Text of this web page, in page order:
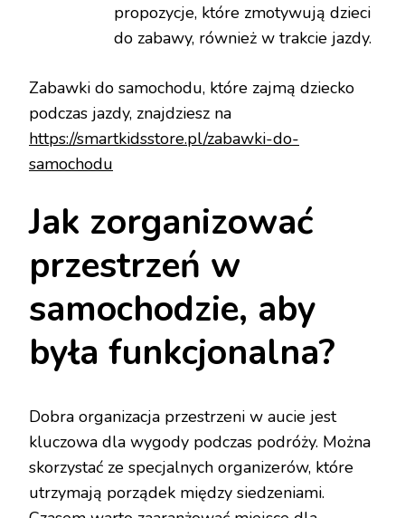
propozycje, które zmotywują dzieci
do zabawy, również w trakcie jazdy.
Zabawki do samochodu, które zajmą dziecko
podczas jazdy, znajdziesz na
https://smartkidsstore.pl/zabawki-do-
samochodu
Jak zorganizować
przestrzeń w
samochodzie, aby
była funkcjonalna?
Dobra organizacja przestrzeni w aucie jest
kluczowa dla wygody podczas podróży. Można
skorzystać ze specjalnych organizerów, które
utrzymają porządek między siedzeniami.